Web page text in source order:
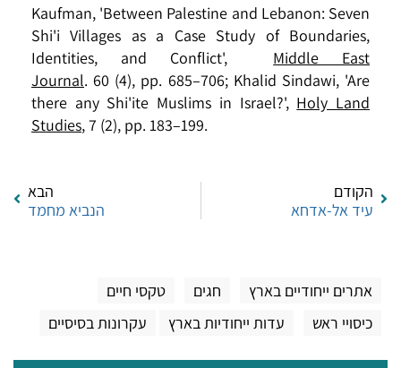
Kaufman, 'Between Palestine and Lebanon: Seven
Shi'i Villages as a Case Study of Boundaries,
Identities, and Conflict', Middle East
Journal. 60 (4), pp. 685–706; Khalid Sindawi, 'Are
there any Shi'ite Muslims in Israel?', Holy Land
Studies, 7 (2), pp. 183–199.
הקודם
עיד אל-אדחא
הבא
הנביא מחמד
אתרים ייחודיים בארץ חגים
טקסי חיים
כיסויי ראש
עדות ייחודיות בארץ עקרונות בסיסיים